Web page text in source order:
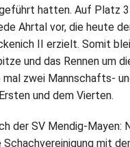
hatten. Auf Platz 3
Ahrtal vor, die heute
II erzielt. Somit
und das Rennen um
zwei Mannschafts-
und dem Vierten.
der SV Mendig-Mayen:
mit